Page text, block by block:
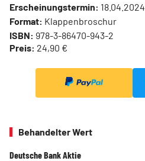
Erscheinungstermin: 18.04.2024
Format: Klappenbroschur
ISBN: 978-3-86470-943-2
Preis: 24,90 €
Behandelter Wert
Deutsche Bank Aktie